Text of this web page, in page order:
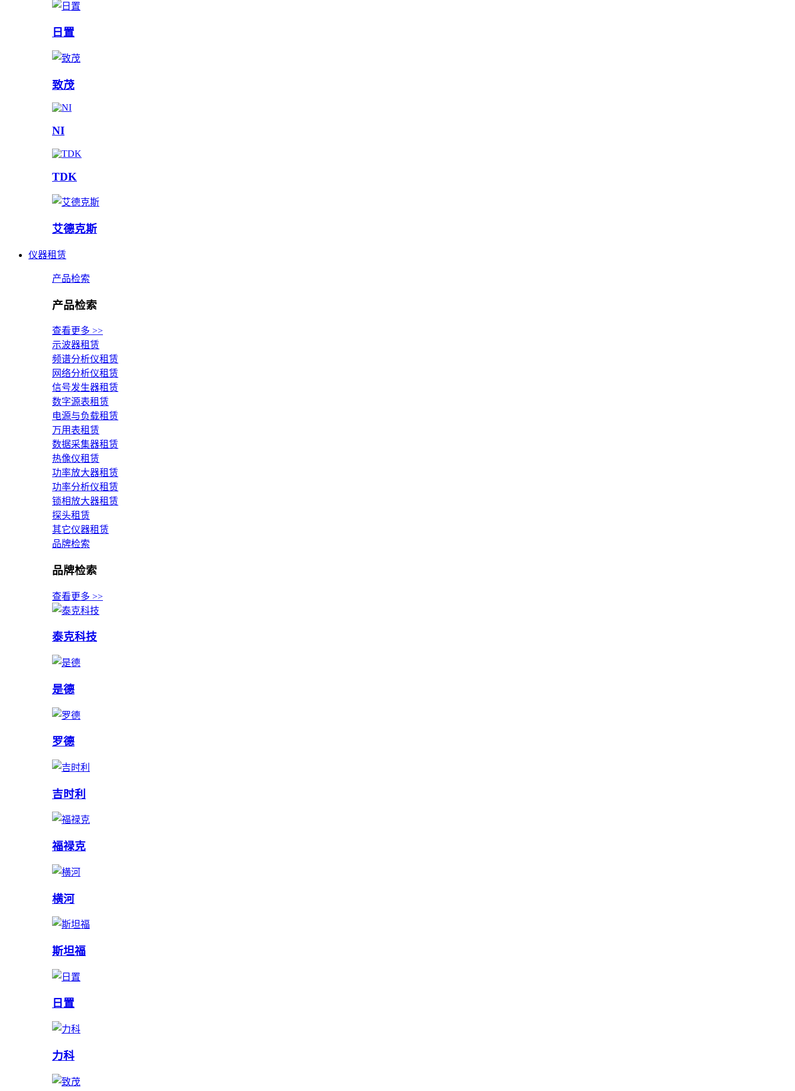
日置
致茂
NI
TDK
艾德克斯
仪器租赁
产品检索
产品检索
查看更多 >>
示波器租赁
频谱分析仪租赁
网络分析仪租赁
信号发生器租赁
数字源表租赁
电源与负载租赁
万用表租赁
数据采集器租赁
热像仪租赁
功率放大器租赁
功率分析仪租赁
锁相放大器租赁
探头租赁
其它仪器租赁
品牌检索
品牌检索
查看更多 >>
泰克科技
是德
罗德
吉时利
福禄克
横河
斯坦福
日置
力科